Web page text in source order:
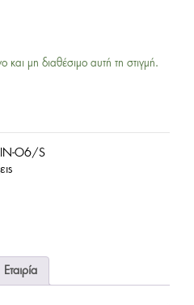
και μη διαθέσιμο αυτή τη στιγμή.
O6/S
Εταιρία